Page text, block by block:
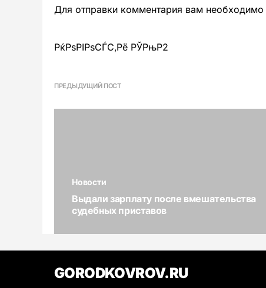
Для отправки комментария вам необходимо
РќРѕРІРѕСЃС‚Рё РЎРњР2
ПРЕДЫДУЩИЙ ПОСТ
Новости
Выдали зарплату после вмешательства
судебных приставов
GORODKOVROV.RU